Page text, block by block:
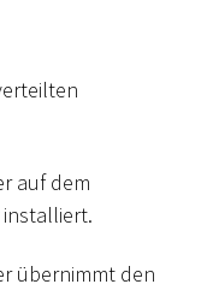
auf dem
installiert.
übernimmt den